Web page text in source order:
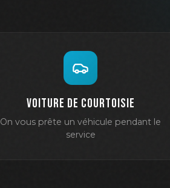
Voiture de courtoisie
On vous prête un véhicule pendant le
service